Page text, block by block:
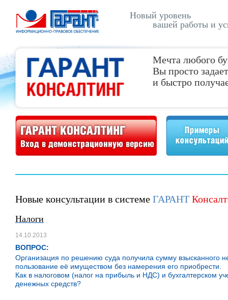
Новый уровень
вашей работы и
Мечта любого
Вы просто
и быстро
Демонстрационная версия ГАРАНТ Консалтинг Примеры консультаций
Новые консультации в системеГАРАНТ
Налоги
14.10.2013
ВОПРОС:
Организация по решению суда получила сумму взысканного
пользование её имуществом без намерения его приобрести.
Как в налоговом (налог на прибыль и НДС) и бухгалтерском
денежных средств?